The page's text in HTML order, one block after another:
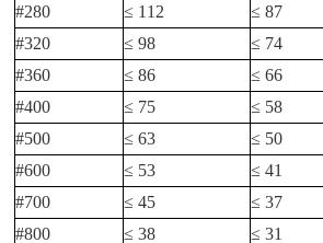
#280 ≤ 112 ≤ 87
#320
≤ 98 ≤ 74
#360
≤ 86 ≤ 66
#400
≤ 75 ≤ 58
#500
≤ 63 ≤ 50
#600
≤ 53 ≤ 41
#700
≤ 45 ≤ 37
#800
≤ 38 ≤ 31